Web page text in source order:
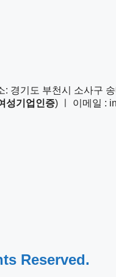
: 경기도 부천시 소사구
성기업인증) ㅣ 이메일 :
Reserved.